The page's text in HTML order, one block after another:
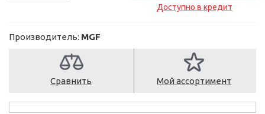
Доступно в кредит
Производитель: MGF
Сравнить Мой ассортимент